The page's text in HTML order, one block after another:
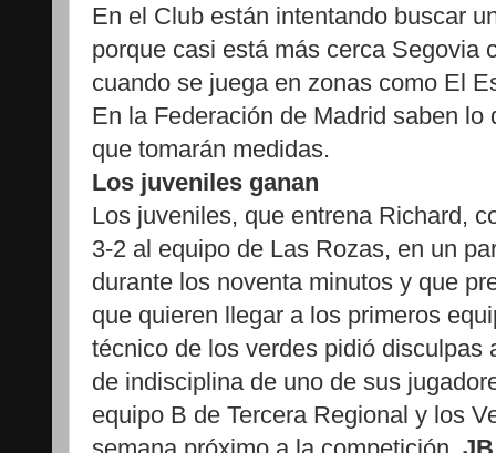
En el Club están intentando buscar
porque casi está más cerca Segovia
cuando se juega en zonas como El
En la Federación de Madrid saben lo
que tomarán medidas.
Los juveniles ganan
Los juveniles, que entrena Richard,
3-2 al equipo de Las Rozas, en un
durante los noventa minutos y que
que quieren llegar a los primeros
técnico de los verdes pidió disculpas
de indisciplina de uno de sus
equipo B de Tercera Regional y los